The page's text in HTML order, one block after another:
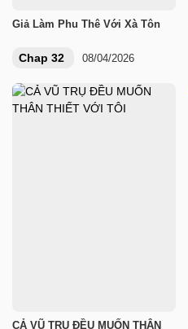
Giả Làm Phu Thê Với Xà Tôn
Chap 32 08/04/2026
CẢ VŨ TRỤ ĐỀU MUỐN THÂN